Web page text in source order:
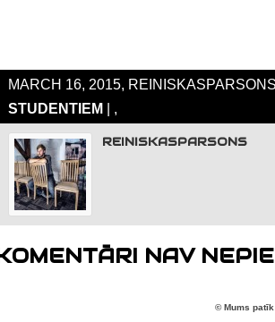
MARCH 16, 2015,
STUDENTIEM | ,
REINISKASPARSONS
NAV
© Mums